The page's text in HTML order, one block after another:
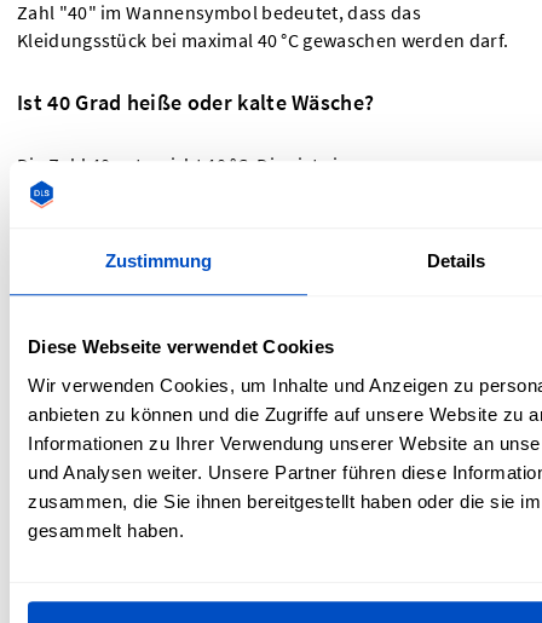
Zustimmung Details
Diese Webseite verwendet Cookies
Wir verwenden Cookies, um Inhalte und Anzeigen zu
anbieten zu können und die Zugriffe auf unsere Website zu
Informationen zu Ihrer Verwendung unserer Website an
und Analysen weiter. Unsere Partner führen diese
zusammen, die Sie ihnen bereitgestellt haben oder die sie
gesammelt haben.
Zahl "40" im Wannensymbol bedeutet, dass das
Kleidungsstück bei maximal 40 °C gewaschen werden darf.
Ist 40 Grad heiße oder kalte Wäsche?
Die Zahl 40 entspricht 40 °C. Dies ist eine warme
Wascheinstellung, die häufig für Buntwäsche verwendet
Temperatur an, bei der das Kleidungsstück gewaschen
Wenn dir das alles etwas zu viel Information auf einmal war,
aktuelle Lieblings-AppLaundry Lens(verfügbar für IOS)
macht es ganz einfach, Pflegeetiketten zu verstehen und
Wäschesymbole zu entschlüsseln. Alles, was du tun musst,
ist die App herunterzuladen und zu öffnen, einen
Schnappschuss des Pflegeetiketts zu machen, und die App
wird dir sagen, was zu tun ist! Einfacher geht es wirklich